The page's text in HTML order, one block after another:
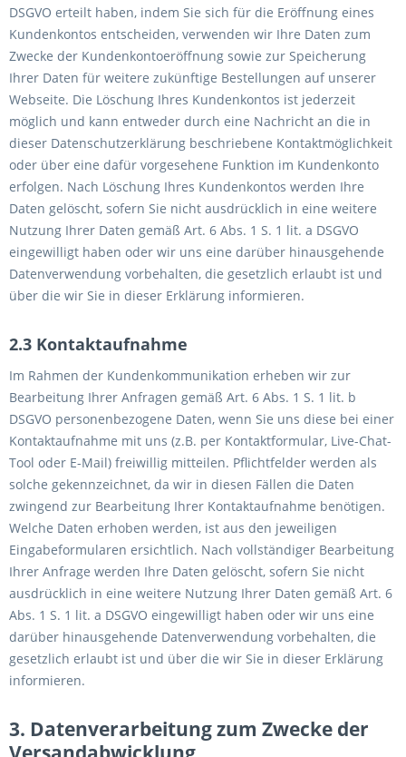
DSGVO erteilt haben, indem Sie sich für die Eröffnung eines
Kundenkontos entscheiden, verwenden wir Ihre Daten zum
Zwecke der Kundenkontoeröffnung sowie zur Speicherung
Ihrer Daten für weitere zukünftige Bestellungen auf unserer
Webseite. Die Löschung Ihres Kundenkontos ist jederzeit
möglich und kann entweder durch eine Nachricht an die in
dieser Datenschutzerklärung beschriebene Kontaktmöglichkeit
oder über eine dafür vorgesehene Funktion im Kundenkonto
erfolgen. Nach Löschung Ihres Kundenkontos werden Ihre
Daten gelöscht, sofern Sie nicht ausdrücklich in eine weitere
Nutzung Ihrer Daten gemäß Art. 6 Abs. 1 S. 1 lit. a DSGVO
eingewilligt haben oder wir uns eine darüber hinausgehende
Datenverwendung vorbehalten, die gesetzlich erlaubt ist und
über die wir Sie in dieser Erklärung informieren.
2.3 Kontaktaufnahme
Im Rahmen der Kundenkommunikation erheben wir zur
Bearbeitung Ihrer Anfragen gemäß Art. 6 Abs. 1 S. 1 lit. b
DSGVO personenbezogene Daten, wenn Sie uns diese bei einer
Kontaktaufnahme mit uns (z.B. per Kontaktformular, Live-Chat-
Tool oder E-Mail) freiwillig mitteilen. Pflichtfelder werden als
solche gekennzeichnet, da wir in diesen Fällen die Daten
zwingend zur Bearbeitung Ihrer Kontaktaufnahme benötigen.
Welche Daten erhoben werden, ist aus den jeweiligen
Eingabeformularen ersichtlich. Nach vollständiger Bearbeitung
Ihrer Anfrage werden Ihre Daten gelöscht, sofern Sie nicht
ausdrücklich in eine weitere Nutzung Ihrer Daten gemäß Art. 6
Abs. 1 S. 1 lit. a DSGVO eingewilligt haben oder wir uns eine
darüber hinausgehende Datenverwendung vorbehalten, die
gesetzlich erlaubt ist und über die wir Sie in dieser Erklärung
informieren.
3. Datenverarbeitung zum Zwecke der